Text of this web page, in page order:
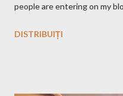
people are entering on my
the story and the game play
DISTRIBUIȚI